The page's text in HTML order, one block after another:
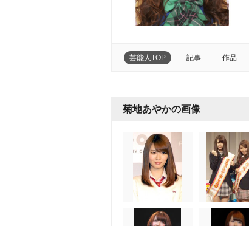
芸能人TOP 記事 作品
菊地あやかの画像